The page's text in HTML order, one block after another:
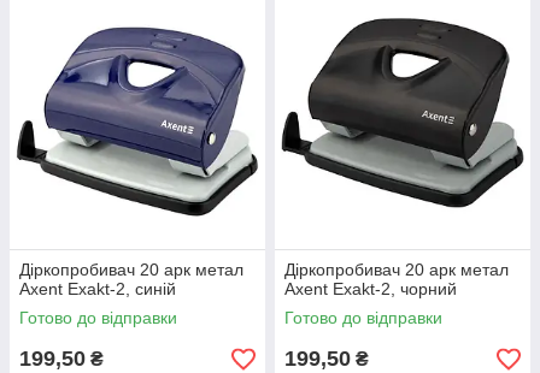
Діркопробивач 20 арк метал
Axent Exakt-2, синій
Готово до відправки
199,50 ₴
Діркопробивач 20 арк метал
Axent Exakt-2, чорний
Готово до відправки
199,50 ₴